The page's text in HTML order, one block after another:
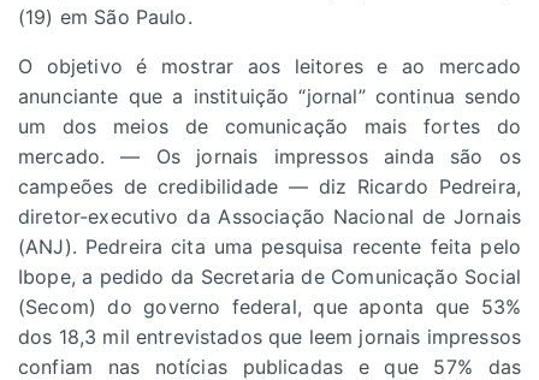
(19) em São Paulo.
O objetivo é mostrar aos leitores e ao mercado
anunciante que a instituição “jornal” continua sendo
um dos meios de comunicação mais fortes do
mercado. — Os jornais impressos ainda são os
campeões de credibilidade — diz Ricardo Pedreira,
diretor-executivo da Associação Nacional de Jornais
(ANJ). Pedreira cita uma pesquisa recente feita pelo
Ibope, a pedido da Secretaria de Comunicação Social
(Secom) do governo federal, que aponta que 53%
dos 18,3 mil entrevistados que leem jornais impressos
confiam nas notícias publicadas e que 57% das